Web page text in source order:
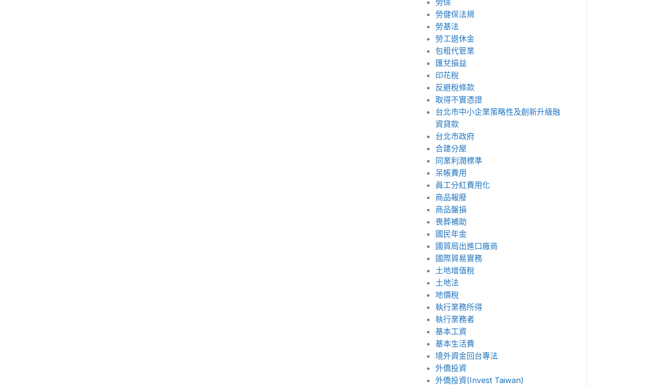
勞保
勞健保法規
勞基法
勞工退休金
包租代管業
匯兌損益
印花稅
反避稅條款
取得不實憑證
台北市中小企業策略性及創新升級融
資貸款
台北市政府
合建分屋
同業利潤標準
呆帳費用
員工分紅費用化
商品報廢
商品盤損
喪葬補助
國民年金
國貿局出進口廠商
國際貿易實務
土地增值稅
土地法
地價稅
執行業務所得
執行業務者
基本工資
基本生活費
境外資金回台專法
外僑投資
外僑投資(Invest Taiwan)